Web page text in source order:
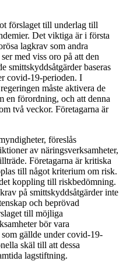
förslaget till underlag till
Det viktiga är i första
lagkrav som andra
med viss oro på att den
smittskyddsåtgärder baseras
covid-19-perioden. I
måste aktivera de
en förordning, och att denna
två veckor. Företagarna är
föreslås
av näringsverksamheter,
Företagarna är kritiska
till något kriterium om risk.
koppling till riskbedömning.
på smittskyddsåtgärder inte
och beprövad
till möjliga
bör vara
gällde under covid-19-
skäl till att dessa
lagstiftning.